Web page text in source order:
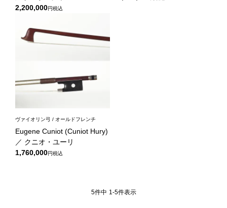
2,200,000
税込
ヴァイオリン弓 / オールドフレンチ
Eugene Cuniot (Cuniot Hury)
／ クニオ・ユーリ
1,760,000
税込
5件中 1 -5件表示